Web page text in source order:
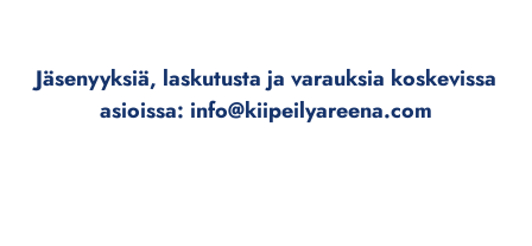
Jäsenyyksiä, laskutusta ja varauksia koskevissa
asioissa: info@kiipeilyareena.com